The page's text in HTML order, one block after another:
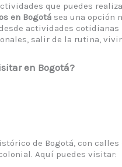
que puedes
en Bogotásea una opción
actividades
salir de la rutina,
en Bogotá?
de Bogotá, con calles
Aquí puedes visitar: